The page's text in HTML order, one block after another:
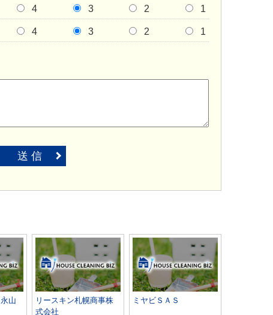
4 3 2 1
4 3 2 1
送 信
山
リースキン札幌商事株
式会社
ミヤビＳＡＳ